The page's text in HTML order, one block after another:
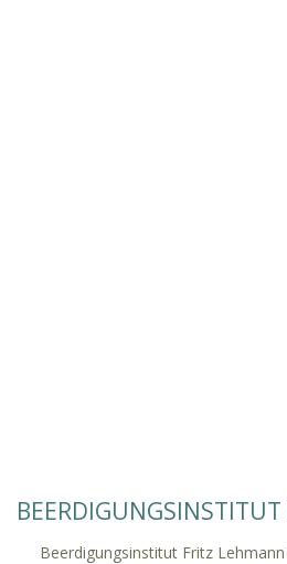
Beerdigungsinstitut Fritz